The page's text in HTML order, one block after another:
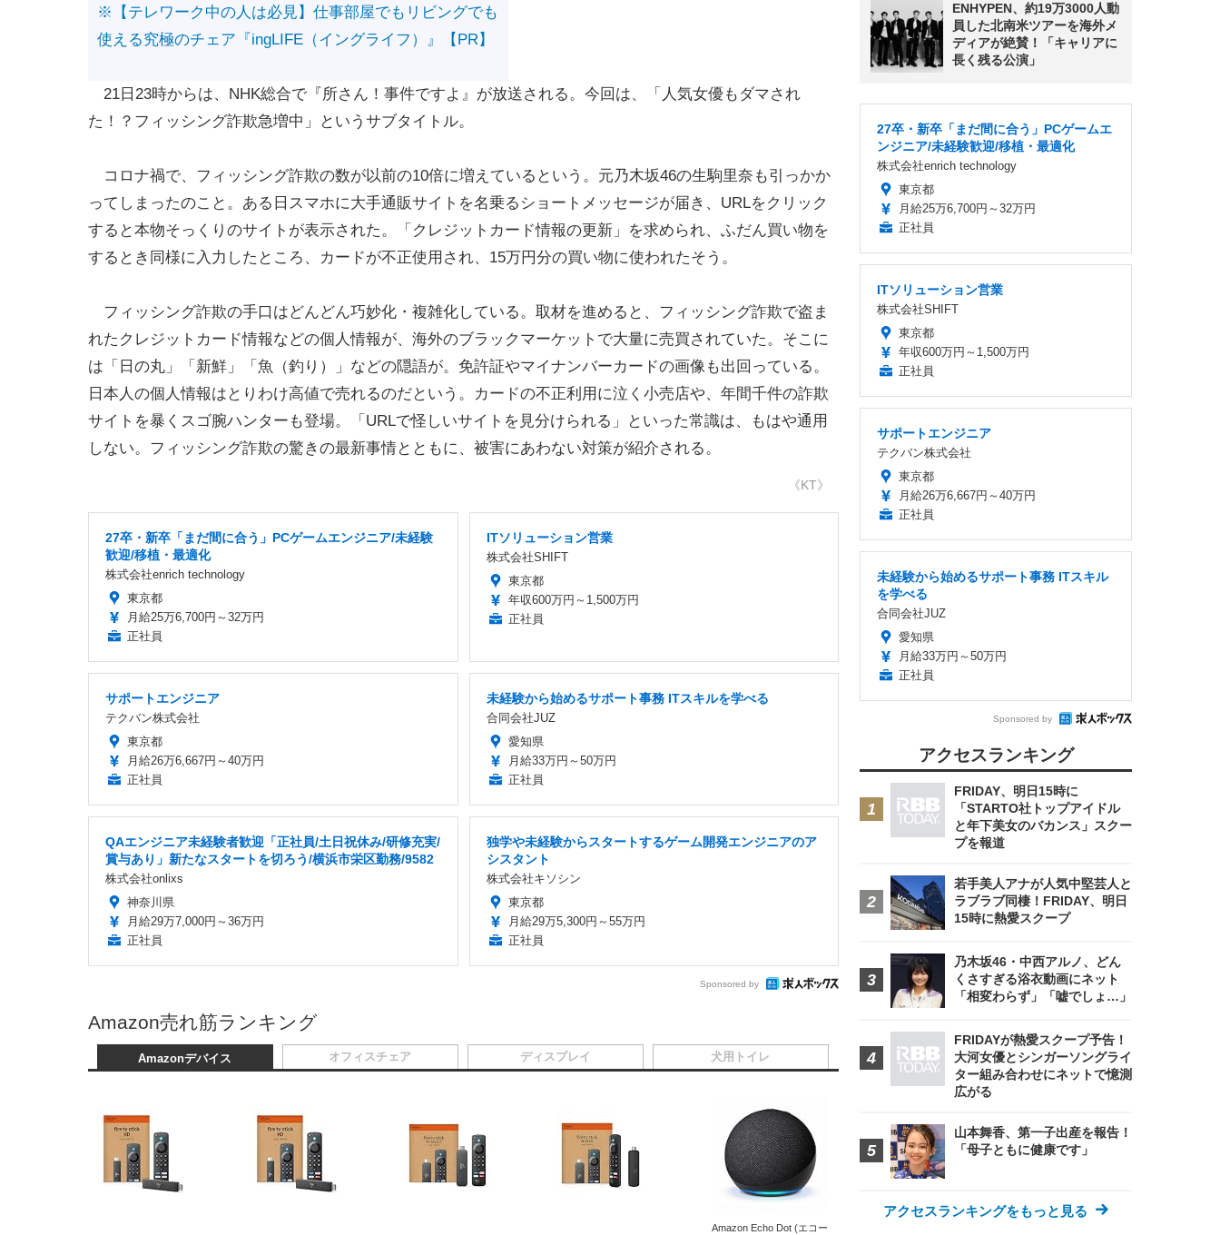
※【テレワーク中の人は必見】仕事部屋でもリビングでも
使える究極のチェア『ingLIFE（イングライフ）』【PR】
21日23時からは、NHK総合で『所さん！事件ですよ』が放送される。今回は、「人気女優もダマされ
た！？フィッシング詐欺急増中」というサブタイトル。
コロナ禍で、フィッシング詐欺の数が以前の10倍に増えているという。元乃木坂46の生駒里奈も引っかか
ってしまったのこと。ある日スマホに大手通販サイトを名乗るショートメッセージが届き、URLをクリック
すると本物そっくりのサイトが表示された。「クレジットカード情報の更新」を求められ、ふだん買い物を
するとき同様に入力したところ、カードが不正使用され、15万円分の買い物に使われたそう。
フィッシング詐欺の手口はどんどん巧妙化・複雑化している。取材を進めると、フィッシング詐欺で盗ま
れたクレジットカード情報などの個人情報が、海外のブラックマーケットで大量に売買されていた。そこに
は「日の丸」「新鮮」「魚（釣り）」などの隠語が。免許証やマイナンバーカードの画像も出回っている。
日本人の個人情報はとりわけ高値で売れるのだという。カードの不正利用に泣く小売店や、年間千件の詐欺
サイトを暴くスゴ腕ハンターも登場。「URLで怪しいサイトを見分けられる」といった常識は、もはや通用
しない。フィッシング詐欺の驚きの最新事情とともに、被害にあわない対策が紹介される。
《KT》
27卒・新卒「まだ間に合う」PCゲームエンジニア/未経験
歓迎/移植・最適化
株式会社enrich technology
東京都
月給25万6,700円～32万円
正社員
ITソリューション営業
株式会社SHIFT
東京都
年収600万円～1,500万円
正社員
サポートエンジニア
テクバン株式会社
東京都
月給26万6,667円～40万円
正社員
未経験から始めるサポート事務 ITスキルを学べる
合同会社JUZ
愛知県
月給33万円～50万円
正社員
QAエンジニア未経験者歓迎「正社員/土日祝休み/研修充実/
賞与あり」新たなスタートを切ろう/横浜市栄区勤務/9582
株式会社onlixs
神奈川県
月給29万7,000円～36万円
正社員
独学や未経験からスタートするゲーム開発エンジニアのア
シスタント
株式会社キソシン
東京都
月給29万5,300円～55万円
正社員
Sponsored by
Amazon売れ筋ランキング
Amazonデバイス
Amazon Echo Dot (エコー
オフィスチェア ディスプレイ 犬用トイレ
ENHYPEN、約19万3000人動
員した北南米ツアーを海外メ
ディアが絶賛！「キャリアに
長く残る公演」
27卒・新卒「まだ間に合う」PCゲームエ
ンジニア/未経験歓迎/移植・最適化
株式会社enrich technology
東京都
月給25万6,700円～32万円
正社員
ITソリューション営業
株式会社SHIFT
東京都
年収600万円～1,500万円
正社員
サポートエンジニア
テクバン株式会社
東京都
月給26万6,667円～40万円
正社員
未経験から始めるサポート事務 ITスキル
を学べる
合同会社JUZ
愛知県
月給33万円～50万円
正社員
Sponsored by
アクセスランキング
FRIDAY、明日15時に
「STARTO社トップアイドル
と年下美女のバカンス」スクー
プを報道
若手美人アナが人気中堅芸人と
ラブラブ同棲！FRIDAY、明日
15時に熱愛スクープ
乃木坂46・中西アルノ、どん
くさすぎる浴衣動画にネット
「相変わらず」「嘘でしょ…」
FRIDAYが熱愛スクープ予告！
大河女優とシンガーソングライ
ター組み合わせにネットで憶測
広がる
山本舞香、第一子出産を報告！
「母子ともに健康です」
アクセスランキングをもっと見る